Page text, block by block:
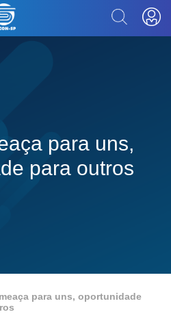
para uns,
para outros
para uns, oportunidade